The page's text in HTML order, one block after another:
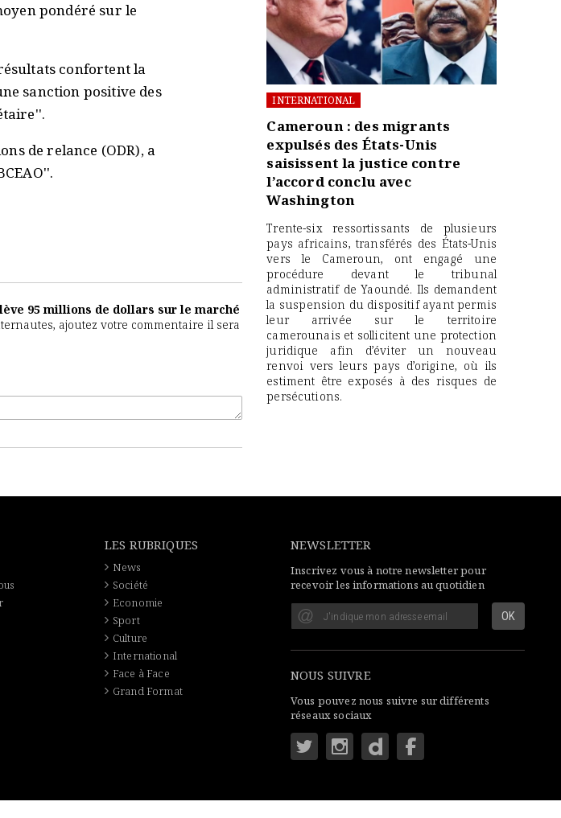
pondéré sur le
confortent la
sanction positive des
de relance (ODR), a
95 millions de dollars sur le marché
ajoutez votre commentaire il sera
INTERNATIONAL
Cameroun : des migrants
expulsés des États-Unis
saisissent la justice contre
l’accord conclu avec
Washington
Trente-six ressortissants de plusieurs
pays africains, transférés des États-Unis
vers le Cameroun, ont engagé une
procédure devant le tribunal
administratif de Yaoundé. Ils demandent
la suspension du dispositif ayant permis
leur arrivée sur le territoire
camerounais et sollicitent une protection
juridique afin d’éviter un nouveau
renvoi vers leurs pays d’origine, où ils
estiment être exposés à des risques de
persécutions.
LES RUBRIQUES
News
Société
Economie
Sport
Culture
International
Face à Face
Grand Format
NEWSLETTER
Inscrivez vous à notre newsletter pour
recevoir les informations au quotidien
NOUS SUIVRE
Vous pouvez nous suivre sur différents
réseaux sociaux